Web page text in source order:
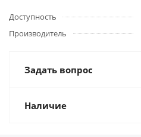
Доступность
Производитель
Задать вопрос
Наличие